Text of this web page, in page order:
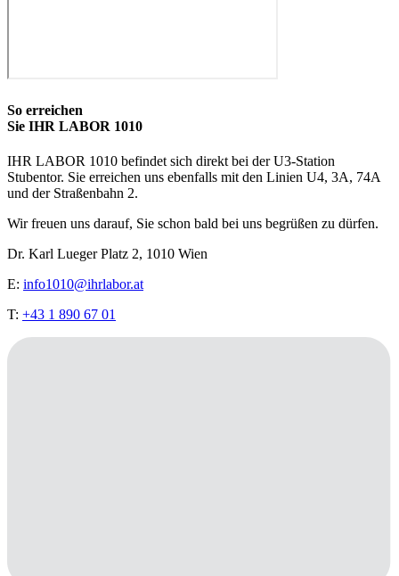
So erreichen
Sie IHR LABOR 1010
IHR LABOR 1010 befindet sich direkt bei der U3-Station
Stubentor. Sie erreichen uns ebenfalls mit den Linien U4, 3A, 74A
und der Straßenbahn 2.
Wir freuen uns darauf, Sie schon bald bei uns begrüßen zu dürfen.
Dr. Karl Lueger Platz 2, 1010 Wien
E: info1010@ihrlabor.at
T: +43 1 890 67 01